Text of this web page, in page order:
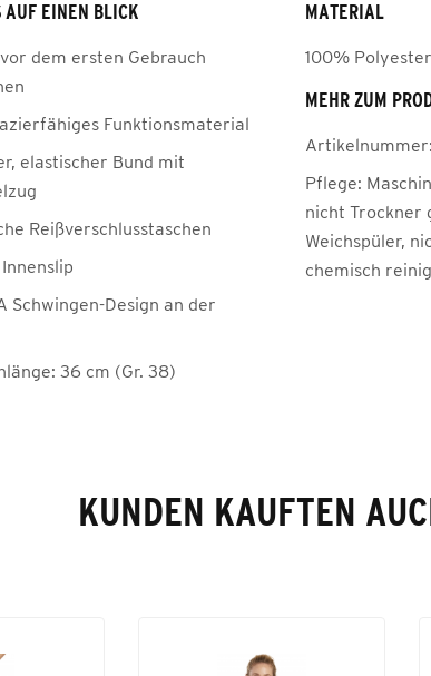
AUF EINEN BLICK
dem ersten Gebrauch
Funktionsmaterial
elastischer Bund mit
Reißverschlusstaschen
Schwingen-Design an der
36 cm (Gr. 38)
MATERIAL
100% Polyester
MEHR ZUM
Artikelnummer:
Pflege:
nicht Trockner
Weichspüler,
chemisch
KUNDEN KAUFTEN